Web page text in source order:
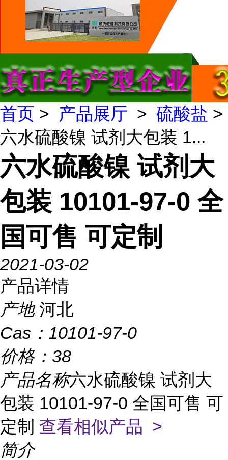
首页 > 产品展厅 > 硫酸盐 >
六水硫酸镍 试剂大包装 1...
六水硫酸镍 试剂大
包装 10101-97-0 全
国可售 可定制
2021-03-02
产品详情
产地 河北
Cas： 10101-97-0
价格： 38
产品名称六水硫酸镍 试剂大
包装 10101-97-0 全国可售 可
定制 查看相似产品 >
简介